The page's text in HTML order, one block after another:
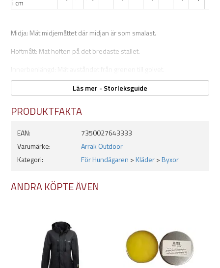
Justerbara benslut för bästa passform
Material: 90 % nylon / 10 % spandex, förstärkning 100 %
Vikt i storlek 40: ca 426 g
i cm
Midja: Mät midjemåttet där midjan är som smalast.
Höftmått: Mät höften på det bredaste stället.
Läs mer - Storleksguide
PRODUKTFAKTA
EAN:
7350027643333
Varumärke:
Arrak Outdoor
Kategori:
För Hundägaren >Kläder>Byxor
ANDRA KÖPTE ÄVEN